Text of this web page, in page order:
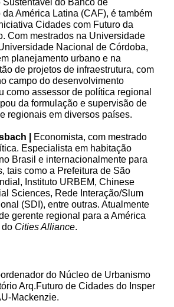
Sustentável do Banco de
América Latina (CAF), é também
Cidades com Futuro da
Com mestrados na Universidade
Nacional de Córdoba,
planejamento urbano e na
de projetos de infraestrutura, com
campo do desenvolvimento
como assessor de política regional
da formulação e supervisão de
regionais em diversos países.
|
Economista, com mestrado
Especialista em habitação
Brasil e internacionalmente para
tais como a Prefeitura de São
Instituto URBEM, Chinese
Sciences, Rede Interação/Slum
(SDI), entre outras. Atualmente
gerente regional para a América
do Cities Alliance.
do Núcleo de Urbanismo
Arq.Futuro de Cidades do Insper
Mackenzie.